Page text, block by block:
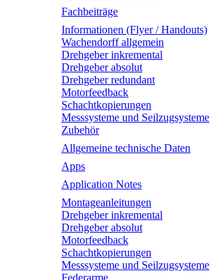
Fachbeiträge
Informationen (Flyer / Handouts)
Wachendorff allgemein
Drehgeber inkremental
Drehgeber absolut
Drehgeber redundant
Motorfeedback
Schachtkopierungen
Messsysteme und Seilzugsysteme
Zubehör
Allgemeine technische Daten
Apps
Application Notes
Montageanleitungen
Drehgeber inkremental
Drehgeber absolut
Motorfeedback
Schachtkopierungen
Messsysteme und Seilzugsysteme
Federarme